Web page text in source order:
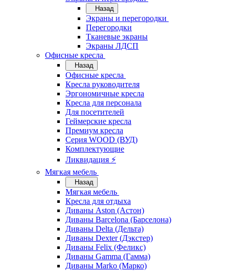
Назад
Экраны и перегородки
Перегородки
Тканевые экраны
Экраны ЛДСП
Офисные кресла
Назад
Офисные кресла
Кресла руководителя
Эргономичные кресла
Кресла для персонала
Для посетителей
Геймерские кресла
Премиум кресла
Серия WOOD (ВУД)
Комплектующие
Ликвидация ⚡
Мягкая мебель
Назад
Мягкая мебель
Кресла для отдыха
Диваны Aston (Астон)
Диваны Barcelona (Барселона)
Диваны Delta (Дельта)
Диваны Dexter (Дэкстер)
Диваны Felix (Феликс)
Диваны Gamma (Гамма)
Диваны Marko (Марко)